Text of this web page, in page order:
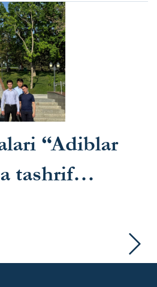
“Adiblar
tashrif